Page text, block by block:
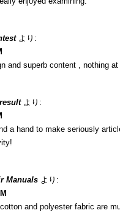
より:
and superb content , nothing
より:
a hand to make seriously
Manuals より:
and polyester fabric are